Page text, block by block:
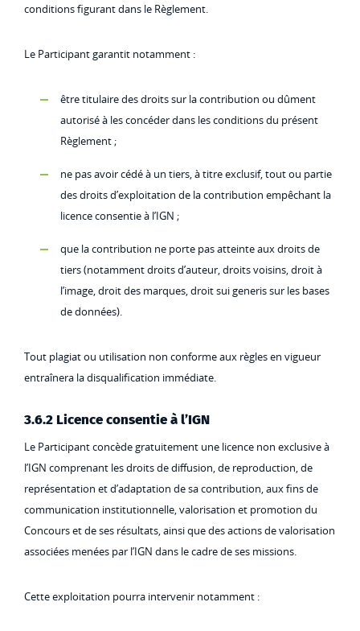
conditions figurant dans le Règlement.
Le Participant garantit notamment :
être titulaire des droits sur la contribution ou dûment
autorisé à les concéder dans les conditions du présent
Règlement ;
ne pas avoir cédé à un tiers, à titre exclusif, tout ou partie
des droits d’exploitation de la contribution empêchant la
licence consentie à l’IGN ;
que la contribution ne porte pas atteinte aux droits de
tiers (notamment droits d’auteur, droits voisins, droit à
l’image, droit des marques, droit sui generis sur les bases
de données).
Tout plagiat ou utilisation non conforme aux règles en vigueur
entraînera la disqualification immédiate.
3.6.2 Licence consentie à l’IGN
Le Participant concède gratuitement une licence non exclusive à
l’IGN comprenant les droits de diffusion, de reproduction, de
représentation et d’adaptation de sa contribution, aux fins de
communication institutionnelle, valorisation et promotion du
Concours et de ses résultats, ainsi que des actions de valorisation
associées menées par l’IGN dans le cadre de ses missions.
Cette exploitation pourra intervenir notamment :